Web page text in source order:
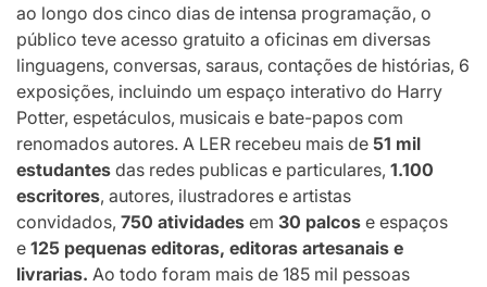
ao longo dos cinco dias de intensa programação, o
público teve acesso gratuito a oficinas em diversas
linguagens, conversas, saraus, contações de histórias, 6
exposições, incluindo um espaço interativo do Harry
Potter, espetáculos, musicais e bate-papos com
renomados autores. A LER recebeu mais de 51 mil
estudantes das redes publicas e particulares, 1.100
escritores, autores, ilustradores e artistas
convidados, 750 atividades em 30 palcos e espaços
e 125 pequenas editoras, editoras artesanais e
livrarias. Ao todo foram mais de 185 mil pessoas